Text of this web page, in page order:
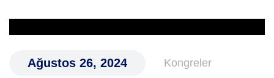
Ağustos 26, 2024 Kongreler